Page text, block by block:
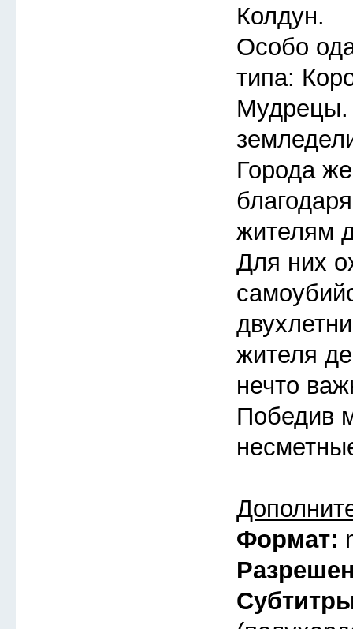
Колдун.
Особо
типа:
Мудрецы.
Города
жителям
Для них
жителя
нечто
Победив
Формат: